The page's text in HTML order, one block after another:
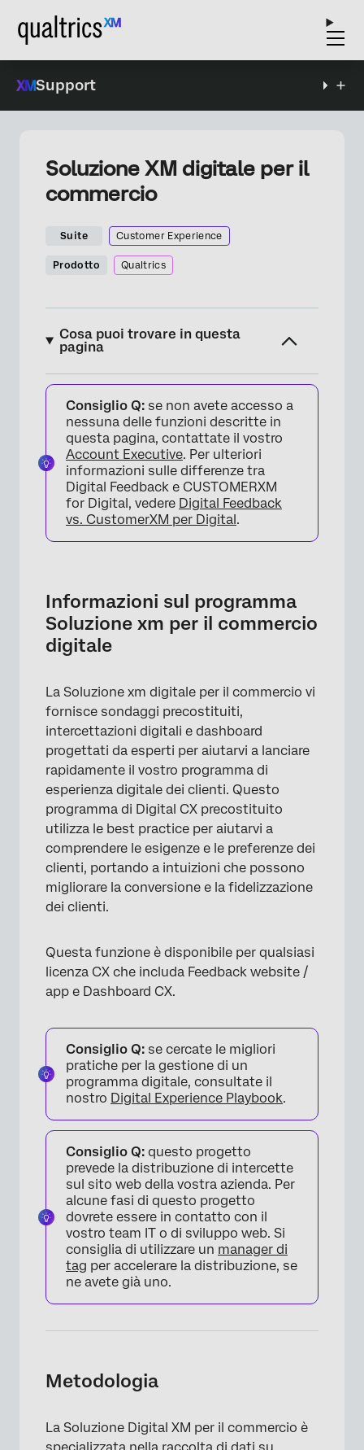
Support
Soluzione XM digitale per il
commercio
Suite Customer Experience
Prodotto Qualtrics
Cosa puoi trovare in questa
pagina
Informazioni sul programma Soluzione xm
per il commercio digitale
Metodologia
Creazione di una soluzione XM digitale per il
commercio
Manager del programma di esperienza
Feedback sul sito web per la Soluzione XM
per il commercio digitale
Revisione e pubblicazione di prodotti creativi
intercettazioni
Codice di distribuzione
Valutare e condividere il Dashboard
Consiglio Q: se non avete accesso a
nessuna delle funzioni descritte in
questa pagina, contattate il vostro
Account Executive. Per ulteriori
informazioni sulle differenze tra
Digital Feedback e CUSTOMERXM
for Digital, vedere Digital Feedback
vs. CustomerXM per Digital.
Informazioni sul programma
Soluzione xm per il commercio
digitale
La Soluzione xm digitale per il commercio vi
fornisce sondaggi precostituiti,
intercettazioni digitali e dashboard
progettati da esperti per aiutarvi a lanciare
rapidamente il vostro programma di
esperienza digitale dei clienti. Questo
programma di Digital CX precostituito
utilizza le best practice per aiutarvi a
comprendere le esigenze e le preferenze dei
clienti, portando a intuizioni che possono
migliorare la conversione e la fidelizzazione
dei clienti.
Questa funzione è disponibile per qualsiasi
licenza CX che includa Feedback website /
app e Dashboard CX.
Consiglio Q: se cercate le migliori
pratiche per la gestione di un
programma digitale, consultate il
nostro Digital Experience Playbook.
Consiglio Q: questo progetto
prevede la distribuzione di intercette
sul sito web della vostra azienda. Per
alcune fasi di questo progetto
dovrete essere in contatto con il
vostro team IT o di sviluppo web. Si
consiglia di utilizzare un manager di
tag per accelerare la distribuzione, se
ne avete già uno.
Metodologia
La Soluzione Digital XM per il commercio è